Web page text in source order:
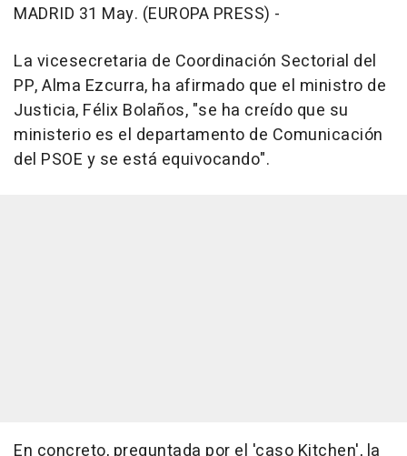
MADRID 31 May. (EUROPA PRESS) -
La vicesecretaria de Coordinación Sectorial del
PP, Alma Ezcurra, ha afirmado que el ministro de
Justicia, Félix Bolaños, "se ha creído que su
ministerio es el departamento de Comunicación
del PSOE y se está equivocando".
En concreto, preguntada por el 'caso Kitchen', la